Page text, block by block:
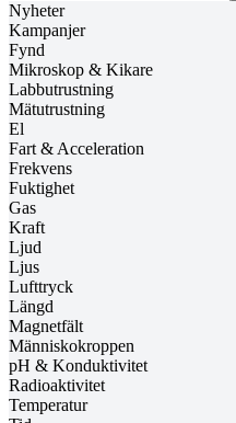
Nyheter
Kampanjer
Fynd
Mikroskop & Kikare
Labbutrustning
Mätutrustning
El
Fart & Acceleration
Frekvens
Fuktighet
Gas
Kraft
Ljud
Ljus
Lufttryck
Längd
Magnetfält
Människokroppen
pH & Konduktivitet
Radioaktivitet
Temperatur